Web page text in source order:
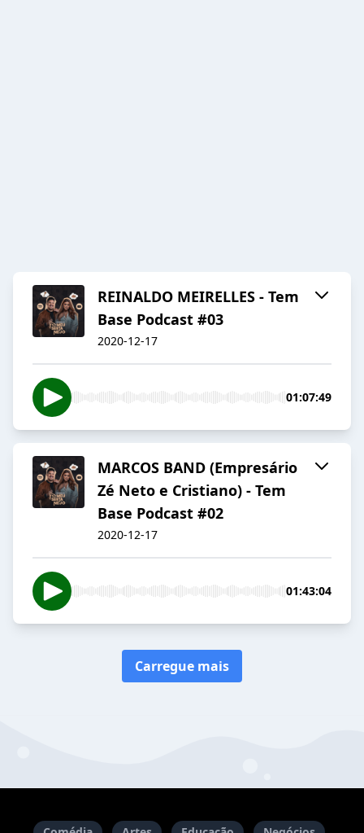
REINALDO MEIRELLES - Tem
Base Podcast #03
2020-12-17
01:07:49
MARCOS BAND (Empresário
Zé Neto e Cristiano) - Tem
Base Podcast #02
2020-12-17
01:43:04
Carregue mais